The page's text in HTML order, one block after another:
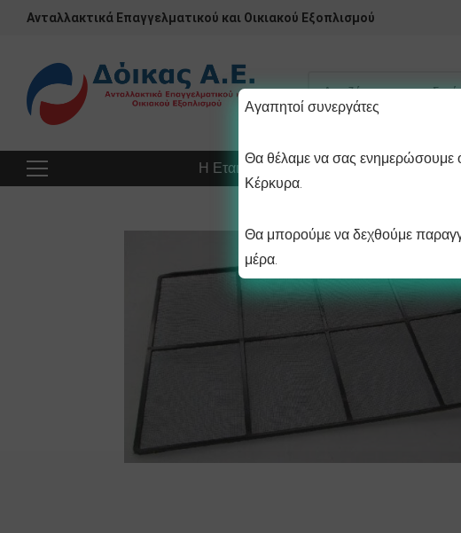
Ανταλλακτικά Επαγγελματικού και Οικιακού Εξοπλισμού
Η Εταιρεία Προϊόντα
Αγαπητοί συνεργάτες
Θα θέλαμε να σας ενημερώσουμε
Κέρκυρα.
Θα μπορούμε να δεχθούμε
μέρα.